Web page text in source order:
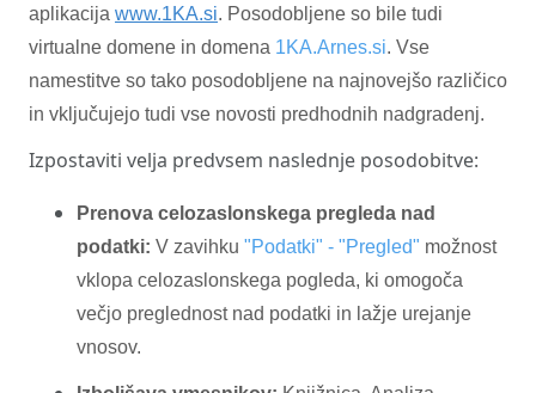
aplikacija www.1KA.si. Posodobljene so bile tudi
virtualne domene in domena 1KA.Arnes.si. Vse
namestitve so tako posodobljene na najnovejšo različico
in vključujejo tudi vse novosti predhodnih nadgradenj.
Izpostaviti velja predvsem naslednje posodobitve:
Prenova celozaslonskega pregleda nad
podatki: V zavihku "Podatki" - "Pregled" možnost
vklopa celozaslonskega pogleda, ki omogoča
večjo preglednost nad podatki in lažje urejanje
vnosov.